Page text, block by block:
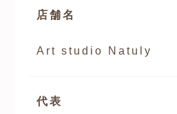
店舗名
Art studio Natuly
代表